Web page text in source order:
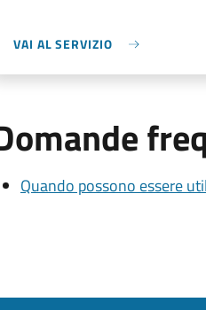
VAI AL SERVIZIO
Quando possono essere